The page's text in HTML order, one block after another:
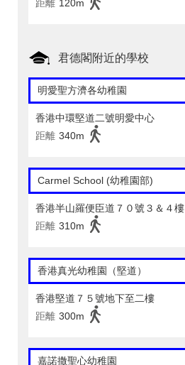
距離 120m
君德閣附近的學校
明愛聖方濟各幼稚園
香港中環堅道二號明愛中心
距離 340m
Carmel School (幼稚園部)
香港半山羅便臣道７０號３＆４樓
距離 310m
香港真光幼稚園（堅道）
香港堅道７５號地下至二樓
距離 300m
嘉諾撒聖心幼稚園